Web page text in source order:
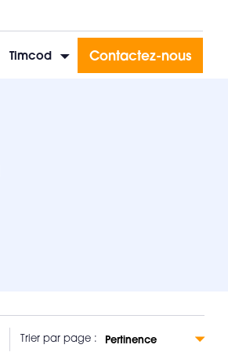
Timcod Contactez-nous
Trier par page :